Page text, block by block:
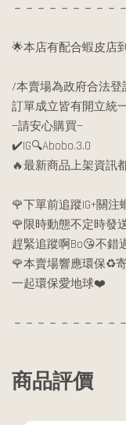
－－－－－－－－－
🌟本店有配合蝦皮店
/本賣場為政府合法登
訂單成立皆有開立統
—請安心購買—
✔️IG🔍Abobo.3.0
🔥最新商品上架資訊
🌹下單前追蹤IG+關
🌹限時動態不定時發
趕緊追蹤啊Bo😘不錯
🌹本賣場響應環保♻️
一起環保愛地球❤️
－－－－－－－－－
商品評價